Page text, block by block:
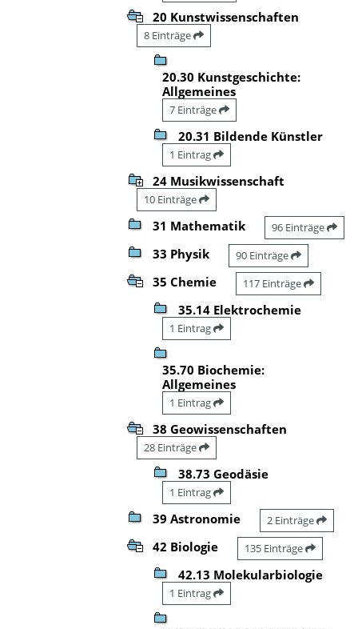
20 Kunstwissenschaften
8 Einträge
20.30 Kunstgeschichte:
Allgemeines
7 Einträge
20.31 Bildende Künstler
1 Eintrag
24 Musikwissenschaft
10 Einträge
31 Mathematik 96 Einträge
33 Physik 90 Einträge
35 Chemie 117 Einträge
35.14 Elektrochemie
1 Eintrag
35.70 Biochemie:
Allgemeines
1 Eintrag
38 Geowissenschaften
28 Einträge
38.73 Geodäsie
1 Eintrag
39 Astronomie 2 Einträge
42 Biologie 135 Einträge
42.13 Molekularbiologie
1 Eintrag